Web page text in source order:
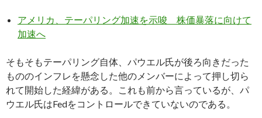
アメリカ、テーパリング加速を示唆 株価暴落に向けて
加速へ
そもそもテーパリング自体、パウエル氏が後ろ向きだった
もののインフレを懸念した他のメンバーによって押し切ら
れて開始した経緯がある。これも前から言っているが、パ
ウエル氏はFedをコントロールできていないのである。